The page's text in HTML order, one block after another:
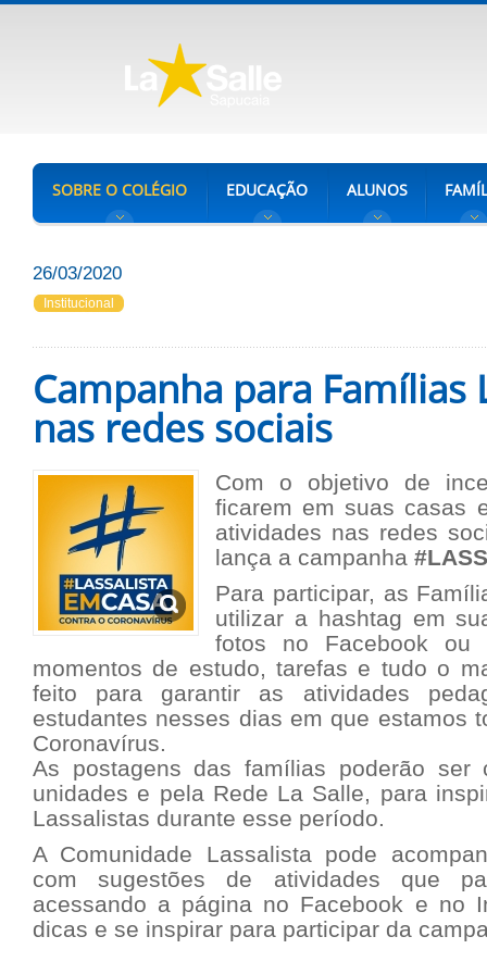
SOBRE O COLÉGIO EDUCAÇÃO ALUNOS
26/03/2020
Institucional
Campanha para Famílias
nas redes sociais
Com o objetivo de
ficarem em suas casas
atividades nas redes
lança a campanha
Para participar, as
utilizar a hashtag em
fotos no Facebook ou
momentos de estudo, tarefas e tudo o
feito para garantir as atividades
estudantes nesses dias em que estamos
Coronavírus.
As postagens das famílias poderão ser
unidades e pela Rede La Salle, para
Lassalistas durante esse período.
A Comunidade Lassalista pode
com sugestões de atividades que
acessando a página no Facebook e no
dicas e se inspirar para participar da